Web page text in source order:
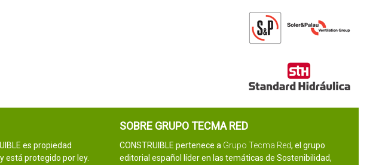
es propiedad
está protegido por ley.
SOBRE GRUPO TECMA RED
CONSTRUIBLE pertenece a Grupo Tecma Red, el grupo
editorial español líder en las temáticas de Sostenibilidad,